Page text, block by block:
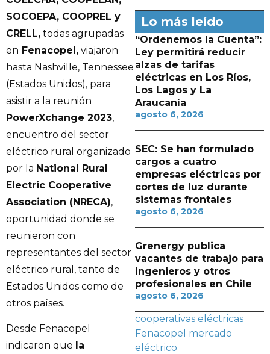
SOCOEPA, COOPREL y
CRELL, todas agrupadas
en Fenacopel, viajaron
hasta Nashville, Tennessee
(Estados Unidos), para
asistir a la reunión
PowerXchange 2023,
encuentro del sector
eléctrico rural organizado
por la National Rural
Electric Cooperative
Association (NRECA),
oportunidad donde se
reunieron con
representantes del sector
eléctrico rural, tanto de
Estados Unidos como de
otros países.
Desde Fenacopel
indicaron que la
Lo más leído
“Ordenemos la Cuenta”:
Ley permitirá reducir
alzas de tarifas
eléctricas en Los Ríos,
Los Lagos y La
Araucanía
agosto 6, 2026
SEC: Se han formulado
cargos a cuatro
empresas eléctricas por
cortes de luz durante
sistemas frontales
agosto 6, 2026
Grenergy publica
vacantes de trabajo para
ingenieros y otros
profesionales en Chile
agosto 6, 2026
cooperativas eléctricas
Fenacopel mercado
eléctrico